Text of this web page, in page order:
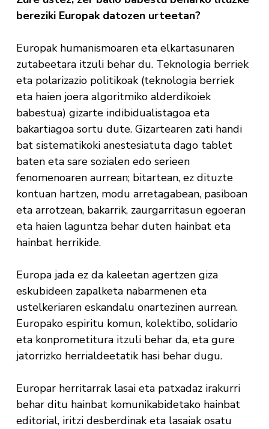
bereziki Europak datozen urteetan?
Europak humanismoaren eta elkartasunaren
zutabeetara itzuli behar du. Teknologia berriek
eta polarizazio politikoak (teknologia berriek
eta haien joera algoritmiko alderdikoiek
babestua) gizarte indibidualistagoa eta
bakartiagoa sortu dute. Gizartearen zati handi
bat sistematikoki anestesiatuta dago tablet
baten eta sare sozialen edo serieen
fenomenoaren aurrean; bitartean, ez dituzte
kontuan hartzen, modu arretagabean, pasiboan
eta arrotzean, bakarrik, zaurgarritasun egoeran
eta haien laguntza behar duten hainbat eta
hainbat herrikide.
Europa jada ez da kaleetan agertzen giza
eskubideen zapalketa nabarmenen eta
ustelkeriaren eskandalu onartezinen aurrean.
Europako espiritu komun, kolektibo, solidario
eta konprometitura itzuli behar da, eta gure
jatorrizko herrialdeetatik hasi behar dugu.
Europar herritarrak lasai eta patxadaz irakurri
behar ditu hainbat komunikabidetako hainbat
editorial, iritzi desberdinak eta lasaiak osatu